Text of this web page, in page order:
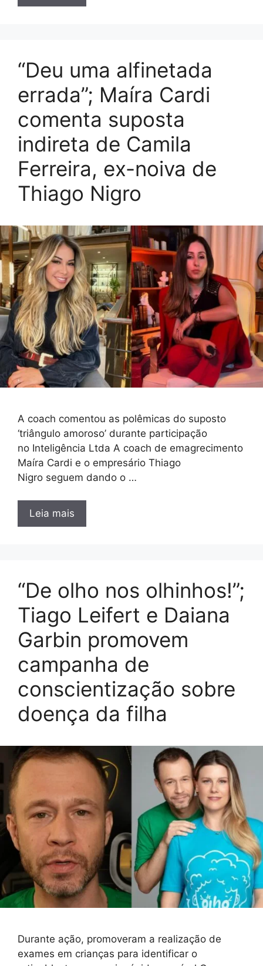
“Deu uma alfinetada
errada”; Maíra Cardi
comenta suposta
indireta de Camila
Ferreira, ex-noiva de
Thiago Nigro
A coach comentou as polêmicas do suposto
‘triângulo amoroso’ durante participação
no Inteligência Ltda A coach de emagrecimento
Maíra Cardi e o empresário Thiago
Nigro seguem dando o …
Leia mais
“De olho nos olhinhos!”;
Tiago Leifert e Daiana
Garbin promovem
campanha de
conscientização sobre
doença da filha
Durante ação, promoveram a realização de
exames em crianças para identificar o